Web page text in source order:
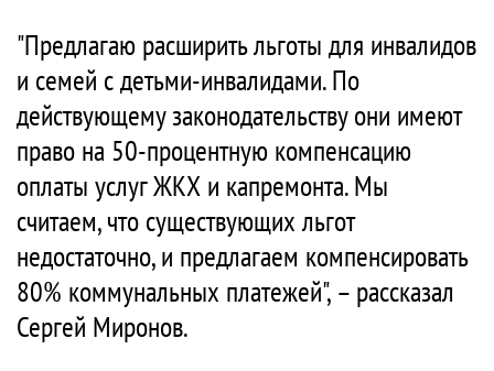
"Предлагаю расширить льготы для инвалидов
и семей с детьми-инвалидами. По
действующему законодательству они имеют
право на 50-процентную компенсацию
оплаты услуг ЖКХ и капремонта. Мы
считаем, что существующих льгот
недостаточно, и предлагаем компенсировать
80% коммунальных платежей", – рассказал
Сергей Миронов.